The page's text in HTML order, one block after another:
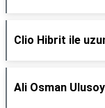
Clio Hibrit ile
Ali Osman